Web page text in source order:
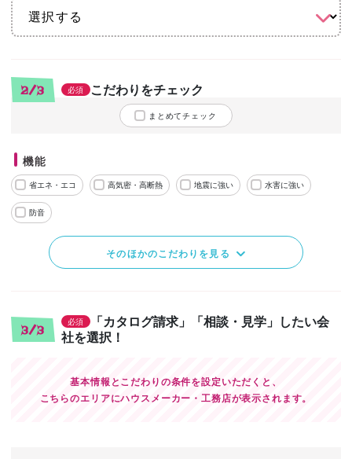
2/3 必須 こだわりをチェック
まとめてチェック
機能
省エネ・エコ 高気密・高断熱 地震に強い 水害に強い
防音
そのほかのこだわりを見る
3/3
必須
「カタログ請求」「相談・見学」したい会
社を選択！
基本情報とこだわりの条件を設定いただくと、
こちらのエリアにハウスメーカー・工務店が表示されます。